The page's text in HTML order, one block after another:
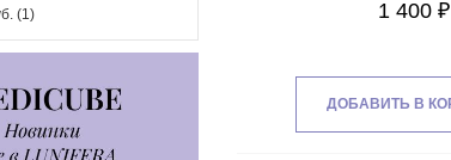
1 400 ₽
ДОБАВИТЬ В
(1)